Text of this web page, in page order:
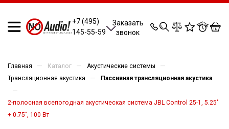
+7 (495)
145-55-59
Заказать
звонок
0 0 0 0
Главная — Каталог — Акустические системы —
Трансляционная акустика — Пассивная трансляционная акустика
—
2-полосная всепогодная акустическая система JBL Control 25-1, 5.25"
+ 0.75", 100 Вт